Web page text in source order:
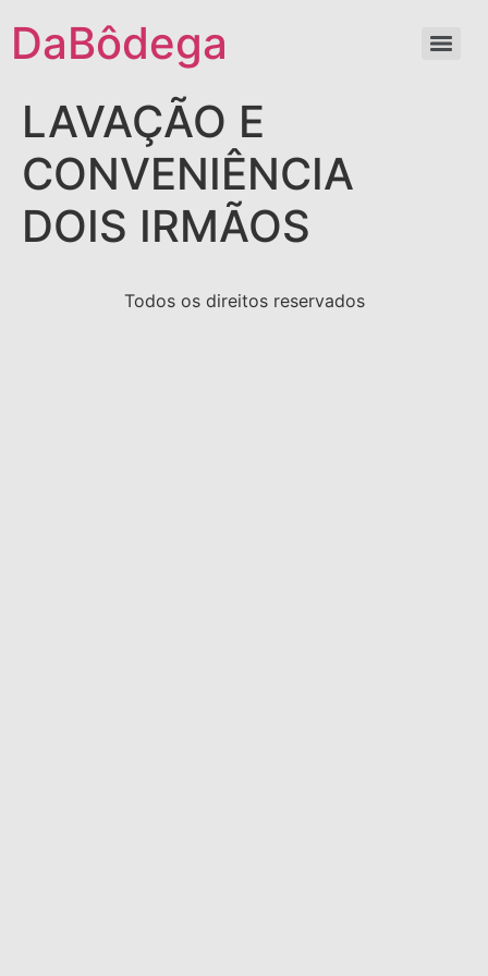
DaBôdega
LAVAÇÃO E
CONVENIÊNCIA
DOIS IRMÃOS
Todos os direitos reservados